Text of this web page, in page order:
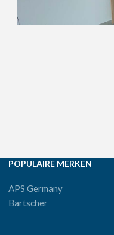
POPULAIRE MERKEN
APS Germany
Bartscher